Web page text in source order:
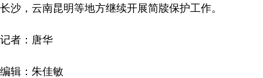
长沙，云南昆明等地方继续开展简牍保护工作。
记者：唐华
编辑：朱佳敏